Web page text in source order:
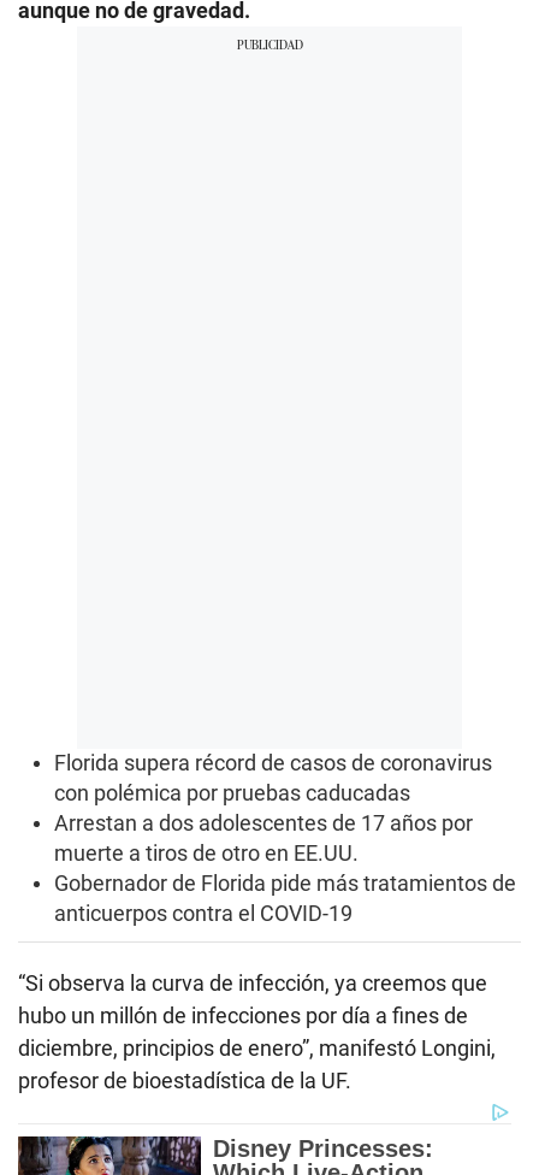
aunque no de gravedad.
Florida supera récord de casos de coronavirus
con polémica por pruebas caducadas
Arrestan a dos adolescentes de 17 años por
muerte a tiros de otro en EE.UU.
Gobernador de Florida pide más tratamientos de
anticuerpos contra el COVID-19
“Si observa la curva de infección, ya creemos que
hubo un millón de infecciones por día a fines de
diciembre, principios de enero”, manifestó Longini,
profesor de bioestadística de la UF.